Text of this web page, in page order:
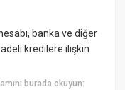
banka ve diğer
kredilere ilişkin
burada okuyun: